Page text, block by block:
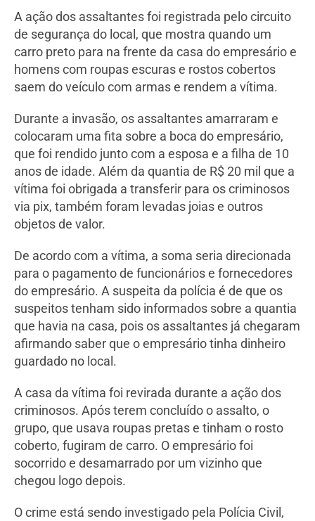
A ação dos assaltantes foi registrada pelo circuito
de segurança do local, que mostra quando um
carro preto para na frente da casa do empresário e
homens com roupas escuras e rostos cobertos
saem do veículo com armas e rendem a vítima.
Durante a invasão, os assaltantes amarraram e
colocaram uma fita sobre a boca do empresário,
que foi rendido junto com a esposa e a filha de 10
anos de idade. Além da quantia de R$ 20 mil que a
vítima foi obrigada a transferir para os criminosos
via pix, também foram levadas joias e outros
objetos de valor.
De acordo com a vítima, a soma seria direcionada
para o pagamento de funcionários e fornecedores
do empresário. A suspeita da polícia é de que os
suspeitos tenham sido informados sobre a quantia
que havia na casa, pois os assaltantes já chegaram
afirmando saber que o empresário tinha dinheiro
guardado no local.
A casa da vítima foi revirada durante a ação dos
criminosos. Após terem concluído o assalto, o
grupo, que usava roupas pretas e tinham o rosto
coberto, fugiram de carro. O empresário foi
socorrido e desamarrado por um vizinho que
chegou logo depois.
O crime está sendo investigado pela Polícia Civil,